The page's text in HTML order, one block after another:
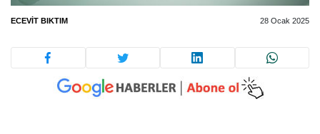
ECEVIT BIKTIM 28 Ocak 2025